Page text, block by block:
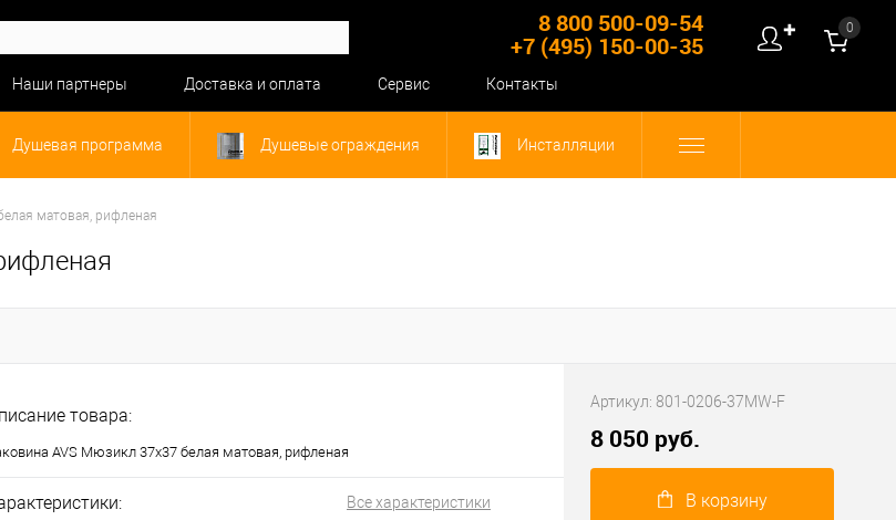
8 800 500-09-54
+7 (495) 150-00-35
Наши партнеры Доставка и оплата Сервис Контакты
✚ 0
Душевая программа Душевые ограждения Инсталляции
матовая, рифленая
товара:
AVS Мюзикл 37x37 белая матовая, рифленая
Все характеристики
Артикул: 801-0206-37MW-F
8 050 руб.
В корзину